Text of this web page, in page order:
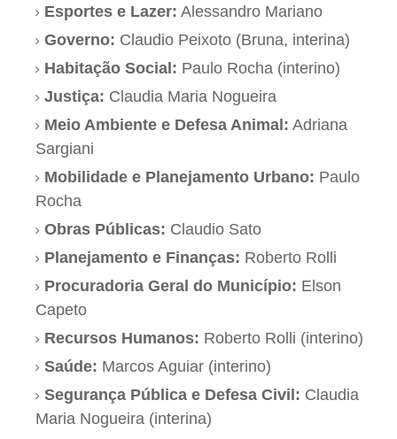
Esportes e Lazer: Alessandro Mariano
Governo: Claudio Peixoto (Bruna, interina)
Habitação Social: Paulo Rocha (interino)
Justiça: Claudia Maria Nogueira
Meio Ambiente e Defesa Animal: Adriana
Sargiani
Mobilidade e Planejamento Urbano: Paulo
Rocha
Obras Públicas: Claudio Sato
Planejamento e Finanças: Roberto Rolli
Procuradoria Geral do Município: Elson
Capeto
Recursos Humanos: Roberto Rolli (interino)
Saúde: Marcos Aguiar (interino)
Segurança Pública e Defesa Civil: Claudia
Maria Nogueira (interina)